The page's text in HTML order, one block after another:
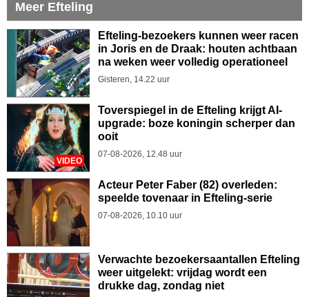
Meer Efteling
Efteling-bezoekers kunnen weer racen
in Joris en de Draak: houten achtbaan
na weken weer volledig operationeel
Gisteren, 14.22 uur
VIDEO
Toverspiegel in de Efteling krijgt AI-
upgrade: boze koningin scherper dan
ooit
07-08-2026, 12.48 uur
Acteur Peter Faber (82) overleden:
speelde tovenaar in Efteling-serie
07-08-2026, 10.10 uur
Verwachte bezoekersaantallen Efteling
weer uitgelekt: vrijdag wordt een
drukke dag, zondag niet